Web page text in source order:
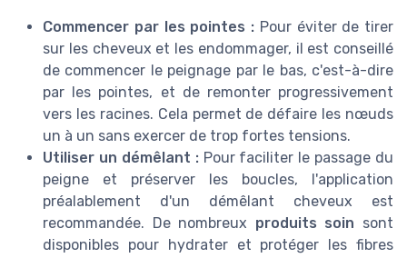
Commencer par les pointes : Pour éviter de tirer
sur les cheveux et les endommager, il est conseillé
de commencer le peignage par le bas, c'est-à-dire
par les pointes, et de remonter progressivement
vers les racines. Cela permet de défaire les nœuds
un à un sans exercer de trop fortes tensions.
Utiliser un démêlant :Pour faciliter le passage du
peigne et préserver les boucles, l'application
préalablement d'un démêlant cheveux est
recommandée. De nombreux produits soin sont
disponibles pour hydrater et protéger les fibres